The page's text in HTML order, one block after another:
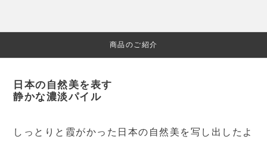
商品のご紹介
日本の自然美を表す
静かな濃淡パイル
しっとりと霞がかった日本の自然美を写し出したよ